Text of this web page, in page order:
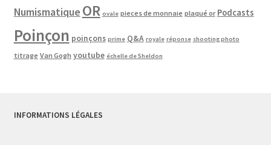
Numismatique OR ovale pieces de monnaie plaqué or Podcasts
Poinçon poinçons prime Q&A royale réponse shooting photo
titrage Van Gogh youtube échelle de Sheldon
INFORMATIONS LÉGALES